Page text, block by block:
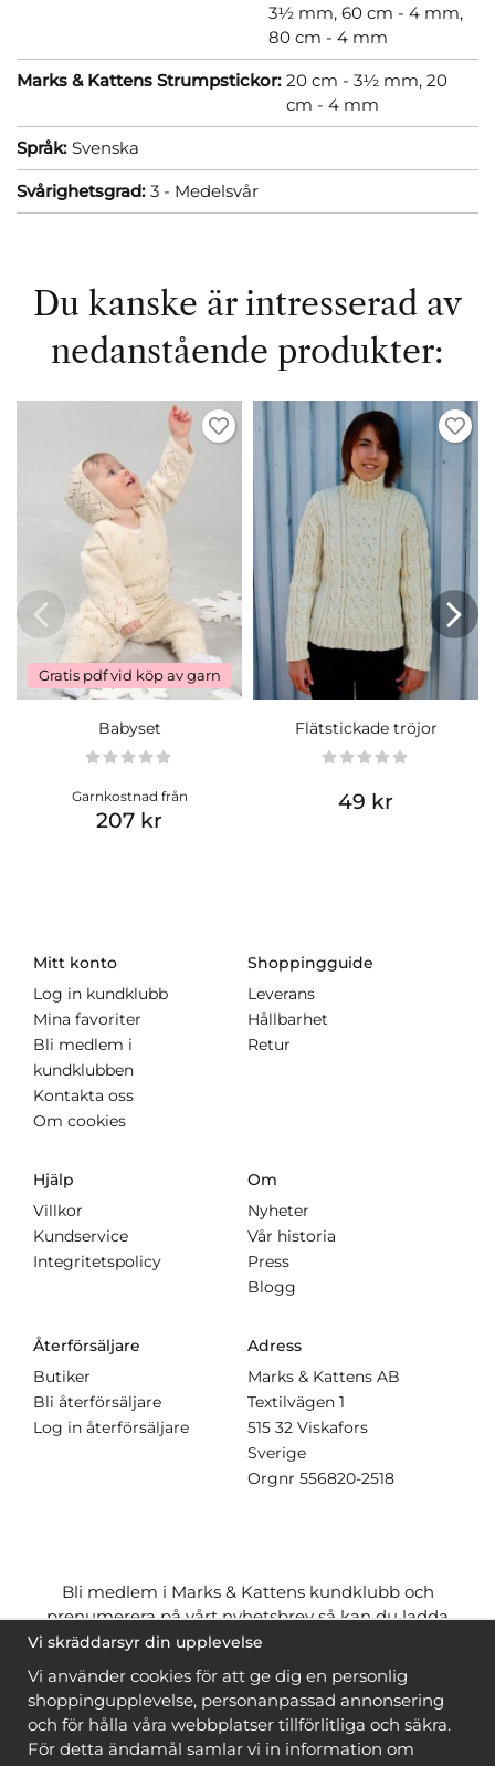
3½ mm, 60 cm - 4 mm,
80 cm - 4 mm
Marks & Kattens Strumpstickor: 20 cm - 3½ mm, 20
cm - 4 mm
Språk: Svenska
Svårighetsgrad: 3 - Medelsvår
Du kanske är intresserad av
nedanstående produkter:
Gratis pdf vid köp av garn
Babyset
Garnkostnad från
207 kr
Flätstickade tröjor
49 kr
Mitt konto
Log in kundklubb
Mina favoriter
Bli medlem i
kundklubben
Kontakta oss
Om cookies
Shoppingguide
Leverans
Hållbarhet
Retur
Hjälp
Villkor
Kundservice
Integritetspolicy
Om
Nyheter
Vår historia
Press
Blogg
Återförsäljare
Butiker
Bli återförsäljare
Log in återförsäljare
Adress
Marks & Kattens AB
Textilvägen 1
515 32 Viskafors
Sverige
Orgnr 556820-2518
Bli medlem i Marks & Kattens kundklubb och
prenumerera på vårt nyhetsbrev så kan du ladda
ner många mönstergratisoch få många
när du handlar garn till mönstret. Du ser vilka som
är
gratis när du är inloggad
Bli medlem
Vi skräddarsyr din upplevelse
Vi använder cookies för att ge dig en personlig
shoppingupplevelse, personanpassad annonsering
och för hålla våra webbplatser tillförlitliga och säkra.
För detta ändamål samlar vi in information om